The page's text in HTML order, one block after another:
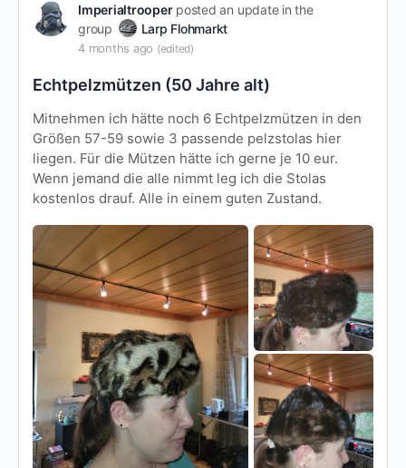
Imperialtrooperposted an update in the
group
Larp Flohmarkt
4 months ago (edited)
Echtpelzmützen (50 Jahre alt)
Mitnehmen ich hätte noch 6 Echtpelzmützen in den
Größen 57-59 sowie 3 passende pelzstolas hier
liegen. Für die Mützen hätte ich gerne je 10 eur.
Wenn jemand die alle nimmt leg ich die Stolas
kostenlos drauf. Alle in einem guten Zustand.